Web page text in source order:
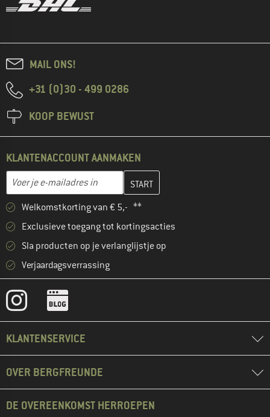
MAIL ONS!
+31 (0)30 - 499 0286
KOOP BEWUST
KLANTENACCOUNT AANMAKEN
E-mailadres
Vul je e-mailadres hier in en maak in de volgende stap je
Welkomstkorting van € 5,- **
Exclusieve toegang tot kortingsacties
Sla producten op je verlanglijstje op
Verjaardagsverrassing
KLANTENSERVICE
OVER BERGFREUNDE
DE OVEREENKOMST HERROEPEN